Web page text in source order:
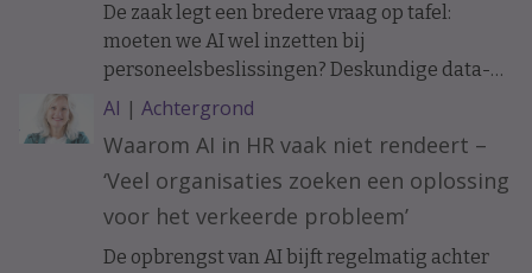
De zaak legt een bredere vraag op tafel:
moeten we AI wel inzetten bij
personeelsbeslissingen? Deskundige data-
ethiek Koen Versmissen maant tot
voorzichtigheid.
AI | Achtergrond
Waarom AI in HR vaak niet rendeert –
‘Veel organisaties zoeken een oplossing
voor het verkeerde probleem’
De opbrengst van AI bijft regelmatig achter